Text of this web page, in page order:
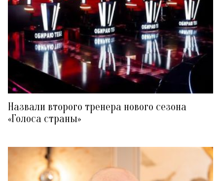
Назвали второго тренера нового сезона
«Голоса страны»